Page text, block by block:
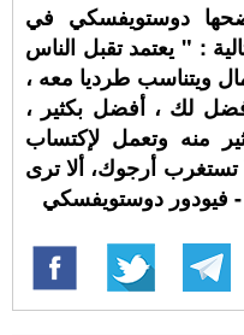
دوستويفسكي في
: " يعتمد تقبل الناس
ويتناسب طرديا معه ،
لك ، أفضل بكثير ،
منه وتعمل لإكتساب
تستغرب أرجوك، ألا ترى
- فيودور دوستويفسكي